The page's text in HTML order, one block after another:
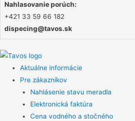
Nahlasovanie porúch:
+421 33 59 66 182
dispecing@tavos.sk
Aktuálne informácie
Pre zákazníkov
Nahlásenie stavu meradla
Elektronická faktúra
Cena vodného a stočného